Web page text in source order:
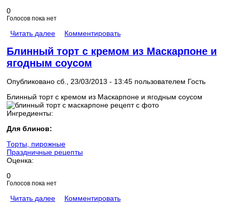
0
Голосов пока нет
Читать далее Комментировать
Блинный торт с кремом из Маскарпоне и
ягодным соусом
Опубликовано сб., 23/03/2013 - 13:45 пользователем Гость
Блинный торт с кремом из Маскарпоне и ягодным соусом
Ингредиенты:
Для блинов:
Торты, пирожные
Праздничные рецепты
Оценка:
0
Голосов пока нет
Читать далее Комментировать